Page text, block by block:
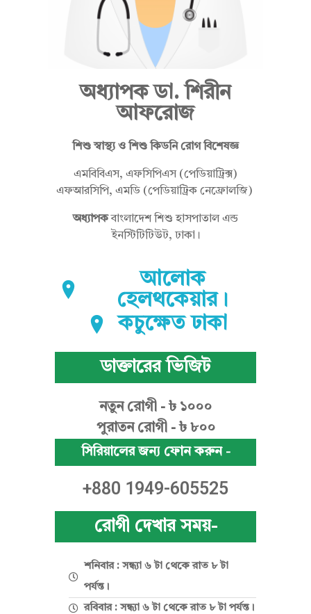
আ
রো
জ
অধ্যাপক ডা. শিরীন
আফরোজ
শিশু স্বাস্থ্য ও শিশু কিডনি রোগ বিশেষজ্ঞ
এমবিবিএস, এফসিপিএস (পেডিয়াট্রিক্স)
এফআরসিপি, এমডি (পেডিয়াট্রিক নেফ্রোলজি)
অধ্যাপকবাংলাদেশ শিশু হাসপাতাল এন্ড
ইনস্টিটিটিউট, ঢাকা।
আলোক
হেলথকেয়ার।
কচুক্ষেত ঢাকা
ডাক্তারের ভিজিট
নতুন রোগী - ৳ ১০০০
পুরাতন রোগী - ৳ ৮০০
সিরিয়ালের জন্য ফোন করুন -
+880 1949-605525
রোগী দেখার সময়-
শনিবার : সন্ধ্যা ৬ টা থেকে রাত ৮ টা
পর্যন্ত।
রবিবার : সন্ধ্যা ৬ টা থেকে রাত ৮ টা পর্যন্ত।